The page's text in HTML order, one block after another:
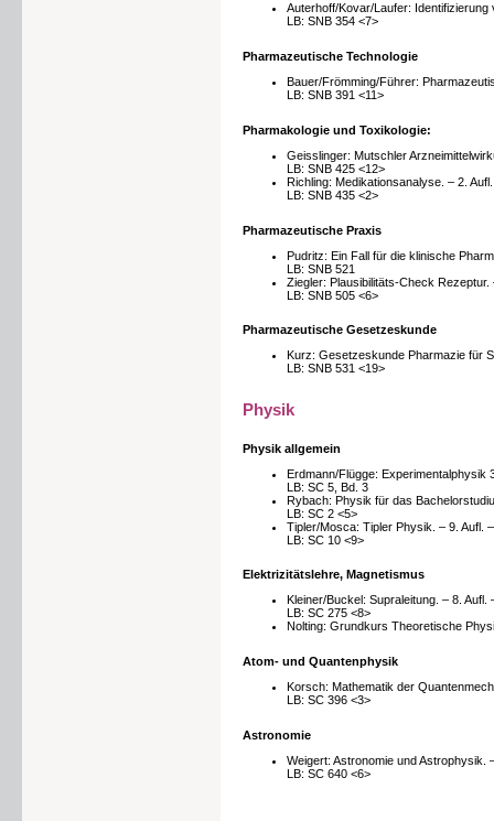
Auterhoff/Kovar/Laufer: Identifizierung
LB: SNB 354 <7>
Pharmazeutische Technologie
Bauer/Frömming/Führer:
LB: SNB 391 <11>
Pharmakologie und Toxikologie:
Geisslinger: Mutschler
LB: SNB 425 <12>
Richling: Medikationsanalyse. – 2.
LB: SNB 435 <2>
Pharmazeutische Praxis
Pudritz: Ein Fall für die klinische
LB: SNB 521
Ziegler: Plausibilitäts-Check Rezeptur.
LB: SNB 505 <6>
Pharmazeutische Gesetzeskunde
Kurz: Gesetzeskunde Pharmazie für
LB: SNB 531 <19>
Physik
Physik allgemein
Erdmann/Flügge: Experimentalphysik
LB: SC 5, Bd. 3
Rybach: Physik für das
LB: SC 2 <5>
Tipler/Mosca: Tipler Physik. – 9. Aufl.
LB: SC 10 <9>
Elektrizitätslehre, Magnetismus
Kleiner/Buckel: Supraleitung. – 8. Aufl.
LB: SC 275 <8>
Nolting: Grundkurs Theoretische
Atom- und Quantenphysik
Korsch: Mathematik der
LB: SC 396 <3>
Astronomie
Weigert: Astronomie und Astrophysik.
LB: SC 640 <6>